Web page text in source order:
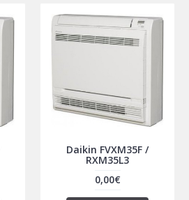
Daikin FVXM35F /
RXM35L3
0,00€